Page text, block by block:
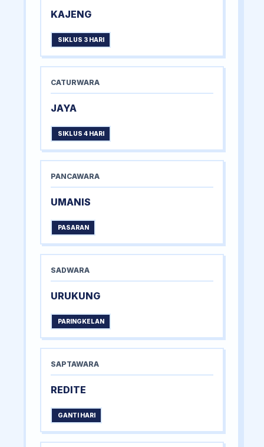
KAJENG
SIKLUS 3 HARI
CATURWARA
JAYA
SIKLUS 4 HARI
PANCAWARA
UMANIS
PASARAN
SADWARA
URUKUNG
PARINGKELAN
SAPTAWARA
REDITE
GANTI HARI